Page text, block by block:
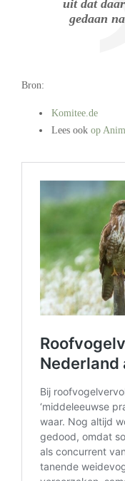
uit dat
gedaan
Bron:
Komitee.de
Lees ook op